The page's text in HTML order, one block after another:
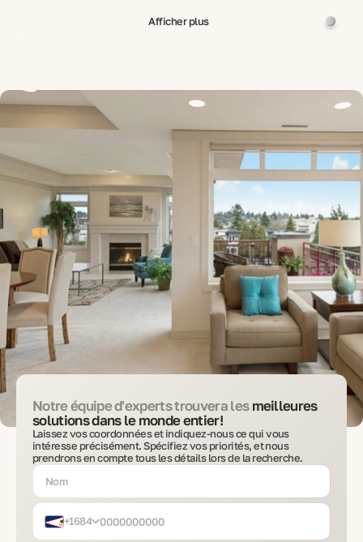
Afficher plus
Notre équipe d'experts trouvera lesmeilleures
solutions dans le monde entier!
Laissez vos coordonnées et indiquez-nous ce qui vous
intéresse précisément. Spécifiez vos priorités, et nous
prendrons en compte tous les détails lors de la recherche.
+1684